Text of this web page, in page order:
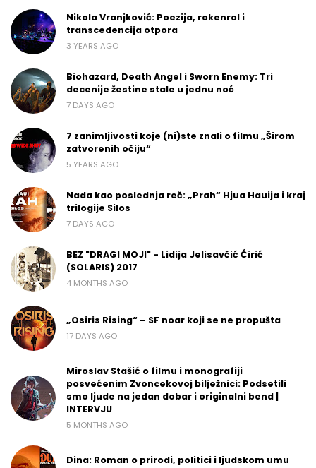
Nikola Vranjković: Poezija, rokenrol i
transcedencija otpora
3 YEARS AGO
Biohazard, Death Angel i Sworn Enemy: Tri
decenije žestine stale u jednu noć
7 DAYS AGO
7 zanimljivosti koje (ni)ste znali o filmu „Širom
zatvorenih očiju“
5 YEARS AGO
Nada kao poslednja reč: „Prah“ Hjua Hauija i kraj
trilogije Silos
7 DAYS AGO
BEZ "DRAGI MOJI" - Lidija Jelisavčić Ćirić
(SOLARIS) 2017
4 MONTHS AGO
„Osiris Rising“ – SF noar koji se ne propušta
17 DAYS AGO
Miroslav Stašić o filmu i monografiji
posvećenim Zvoncekovoj bilježnici: Podsetili
smo ljude na jedan dobar i originalni bend |
INTERVJU
5 MONTHS AGO
Dina: Roman o prirodi, politici i ljudskom umu